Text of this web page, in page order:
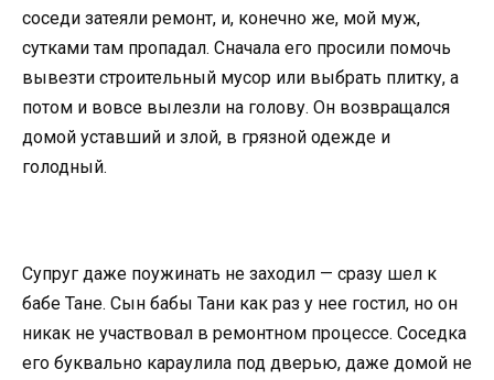
соседи затеяли ремонт, и, конечно же, мой муж,
сутками там пропадал. Сначала его просили помочь
вывезти строительный мусор или выбрать плитку, а
потом и вовсе вылезли на голову. Он возвращался
домой уставший и злой, в грязной одежде и
голодный.
Супруг даже поужинать не заходил — сразу шел к
бабе Тане. Сын бабы Тани как раз у нее гостил, но он
никак не участвовал в ремонтном процессе. Соседка
его буквально караулила под дверью, даже домой не